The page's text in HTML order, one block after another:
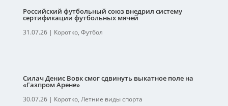
Российский футбольный союз внедрил систему
сертификации футбольных мячей
31.07.26| Коротко, Футбол
Силач Денис Вовк смог сдвинуть выкатное поле на
«Газпром Арене»
30.07.26| Коротко, Летние виды спорта